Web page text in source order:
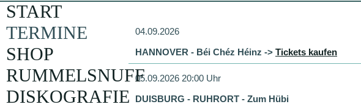
04.09.2026
HANNOVER - Béi Chéz Héinz -> Tickets kaufen
05.09.2026 20:00 Uhr
DUISBURG - RUHRORT - Zum Hübi
START
TERMINE
SHOP
RUMMELSNUFF
DISKOGRAFIE